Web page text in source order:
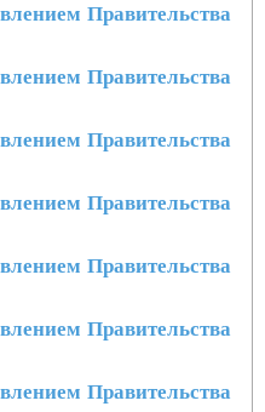
Правительства
Правительства
Правительства
Правительства
Правительства
Правительства
Правительства